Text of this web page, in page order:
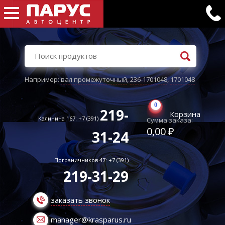
Например:вал промежуточный,236-1701048,1701048
Калинина 167: +7 (391) 219-
31-24
Пограничников 47: +7 (391)
219-31-29
заказать звонок
manager@krasparus.ru
0
Корзина
Сумма заказа:
0,00 ₽